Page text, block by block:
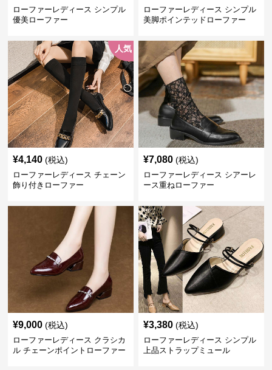
ローファーレディース シンプル
優美ローファー
ローファーレディース シンプル
美脚ポインテッドローファー
人気
¥4,140 (税込)
ローファーレディース チェーン
飾り付きローファー
¥7,080 (税込)
ローファーレディース シアーレ
ース重ねローファー
¥9,000 (税込)
ローファーレディース クラシカ
ル チェーンポイントローファー
¥3,380 (税込)
ローファーレディース シンプル
上品ストラップミュール